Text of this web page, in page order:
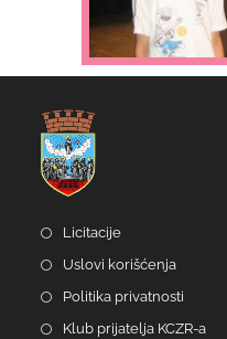
Licitacije
Uslovi korišćenja
Politika privatnosti
Klub prijatelja KCZR-a